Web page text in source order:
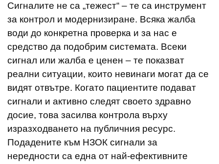
Сигналите не са „тежест“ – те са инструмент
за контрол и модернизиране. Всяка жалба
води до конкретна проверка и за нас е
средство да подобрим системата. Всеки
сигнал или жалба е ценен – те показват
реални ситуации, които невинаги могат да се
видят отвътре. Когато пациентите подават
сигнали и активно следят своето здравно
досие, това засилва контрола върху
изразходването на публичния ресурс.
Подадените към НЗОК сигнали за
нередности са една от най-ефективните